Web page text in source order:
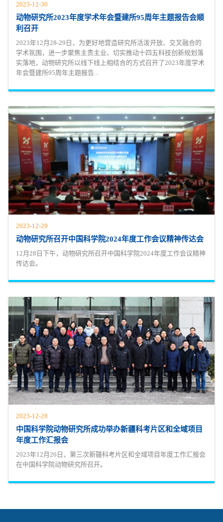
2023-12-30
动物研究所2023年度学术年会暨建所95周年主题报告会顺
利召开
2023年12月28-29日，为更好地营造研究所活泼开放、交叉融合的
学术氛围，进一步聚焦主责主业、切实推动十四五科技创新规划落
实落地，动物研究所以线下线上相结合的方式召开了2023年度学术
年会暨建所95周年主题报告...
2023-12-29
动物研究所召开中国科学院2024年度工作会议精神传达会
12月28日下午，动物研究所召开中国科学院2024年度工作会议精神
传达会。
2023-12-28
中国科学院动物研究所成功举办新疆科考片区和全域项目
年度工作汇报会
2023年12月26日，第三次新疆科考片区和全域项目年度工作汇报会
在中国科学院动物研究所召开。